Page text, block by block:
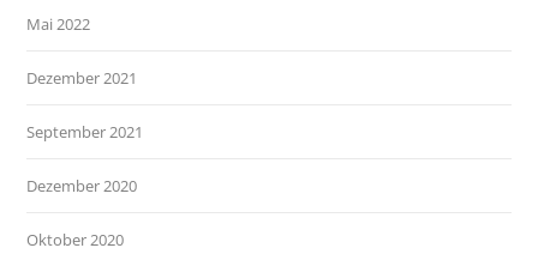
Mai 2022
Dezember 2021
September 2021
Dezember 2020
Oktober 2020